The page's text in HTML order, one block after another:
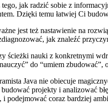
jak radzić sobie z
Dzięki temu łatwiej Ci
jest też nastawienie na
jak znaleźć
ścieżki nauki z konkretnymi
do “umiem
Java nie obiecuje
projekty i analizować
i podejmować coraz bardziej